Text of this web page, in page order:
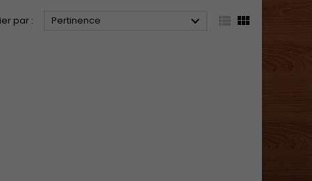
par : Pertinence  